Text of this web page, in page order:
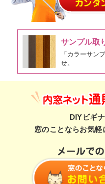
サンプル取
「カラーサン
せ。
DIYビギ
窓のことならお気